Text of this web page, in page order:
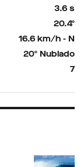
3.6 s
20.4º
16.6 km/h - N
20º Nublado
7